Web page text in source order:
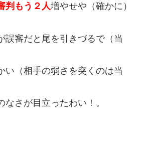
判もう２人増やせや（確かに）
誤審だと尾を引きづるで（当
い（相手の弱さを突くのは当
さが目立ったわい！。